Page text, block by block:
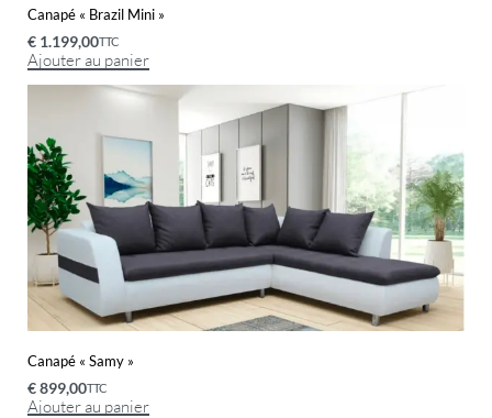
Canapé « Brazil Mini »
€ 1.199,00TTC
Ajouter au panier
Canapé « Samy »
€899,00TTC
Ajouter au panier